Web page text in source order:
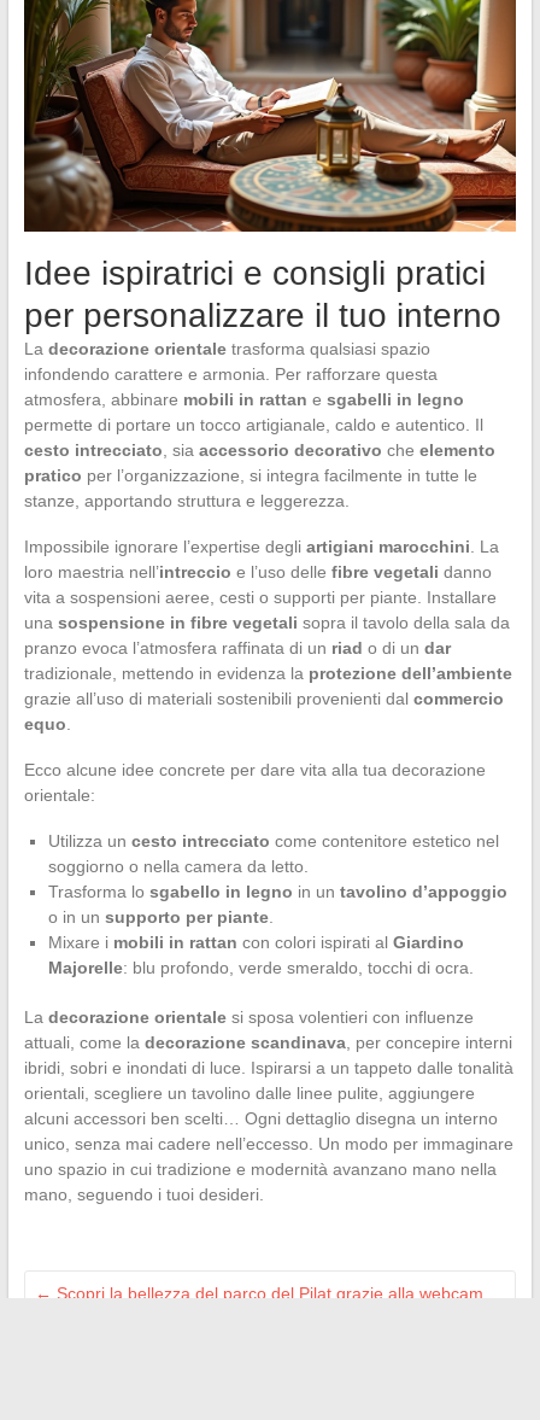
Idee ispiratrici e consigli pratici
per personalizzare il tuo interno
La decorazione orientaletrasforma qualsiasi spazio
infondendo carattere e armonia. Per rafforzare questa
atmosfera, abbinare mobili in rattan e sgabelli in legno
permette di portare un tocco artigianale, caldo e autentico. Il
cesto intrecciato , sia accessorio decorativo che elemento
pratico per l’organizzazione, si integra facilmente in tutte le
stanze, apportando struttura e leggerezza.
Impossibile ignorare l’expertise degli artigiani marocchini . La
loro maestria nell’intreccio e l’uso delle fibre vegetali danno
vita a sospensioni aeree, cesti o supporti per piante. Installare
una sospensione in fibre vegetali sopra il tavolo della sala da
pranzo evoca l’atmosfera raffinata di un riad o di un dar
tradizionale, mettendo in evidenza la protezione dell’ambiente
grazie all’uso di materiali sostenibili provenienti dal commercio
equo
Ecco alcune idee concrete per dare vita alla tua decorazione
orientale:
Utilizza un cesto intrecciato come contenitore estetico nel
soggiorno o nella camera da letto.
Trasforma lo sgabello in legno in un tavolino d’appoggio
o in un supporto per piante.
Mixare i mobili in rattan con colori ispirati al Giardino
Majorelle: blu profondo, verde smeraldo, tocchi di ocra.
La decorazione orientalesi sposa volentieri con influenze
attuali, come la decorazione scandinava, per concepire interni
ibridi, sobri e inondati di luce. Ispirarsi a un tappeto dalle tonalità
orientali, scegliere un tavolino dalle linee pulite, aggiungere
alcuni accessori ben scelti… Ogni dettaglio disegna un interno
unico, senza mai cadere nell’eccesso. Un modo per immaginare
uno spazio in cui tradizione e modernità avanzano mano nella
mano, seguendo i tuoi desideri.
← Scopri la bellezza del parco del Pilat grazie alla webcam